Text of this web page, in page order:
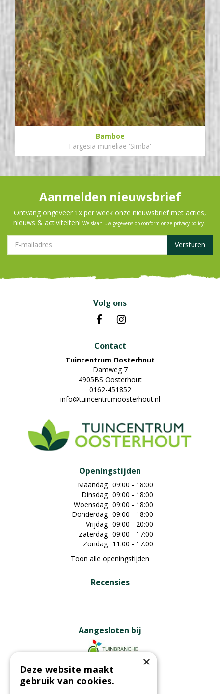
Bamboe
Fargesia murieliae 'Simba'
Aanmelden nieuwsbrief
Ontvang ongeveer 1x per week onze nieuwsbrief met acties,
nieuws & activiteiten! We slaan uw gegevens op conform onze privacy policy.
Volg ons
Contact
Tuincentrum Oosterhout
Damweg 7
4905BS Oosterhout
0162-451852
info@tuincentrumoosterhout.nl
Openingstijden
Maandag 09:00 - 18:00
Dinsdag 09:00 - 18:00
Woensdag 09:00 - 18:00
Donderdag 09:00 - 18:00
Vrijdag 09:00 - 20:00
Zaterdag 09:00 - 17:00
Zondag 11:00 - 17:00
Toon alle openingstijden
Recensies
Aangesloten bij
Partners
×
Deze website maakt
gebruik van cookies.